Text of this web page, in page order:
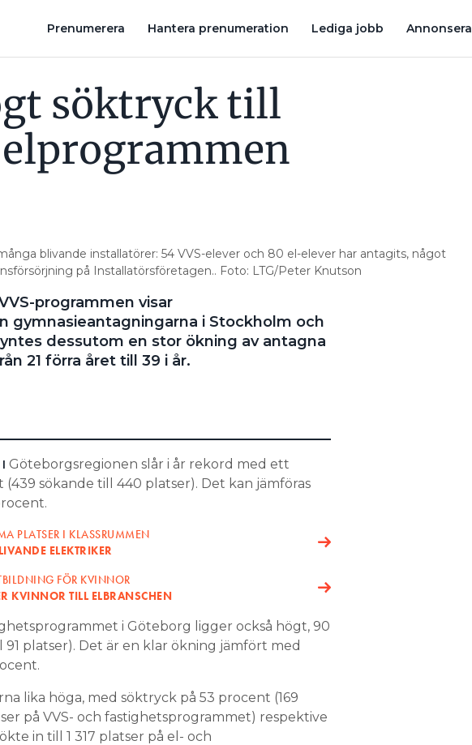
Prenumerera Hantera prenumeration Lediga jobb Annonsera
söktryck till
blivande installatörer: 54 VVS-elever och 80 el-elever har antagits, något
på Installatörsföretagen.. Foto: LTG/Peter Knutson
programmen visar
gymnasieantagningarna i Stockholm och
dessutom en stor ökning av antagna
21 förra året till 39 i år.
Göteborgsregionen slår i år rekord med ett
sökande till 440 platser). Det kan jämföras
PLATSER I KLASSRUMMEN
ELEKTRIKER
FÖR KVINNOR
KVINNOR TILL ELBRANSCHEN
i Göteborg ligger också högt, 90
platser). Det är en klar ökning jämfört med
lika höga, med söktryck på 53 procent (169
på VVS- och fastighetsprogrammet) respektive
in till 1 317 platser på el- och
BRIST PÅ APL – SKÖVDE MINSKAR ELUTBILDNING TROTS REKORDHÖGT INTRESSE